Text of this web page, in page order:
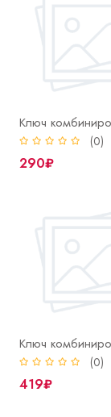
(0)
290₽
(0)
419₽